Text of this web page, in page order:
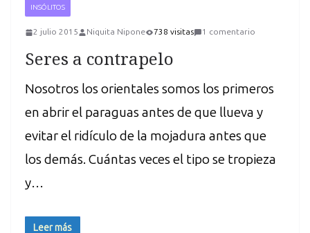
INSÓLITOS
2 julio 2015 Niquita Nipone 738 visitas 1 comentario
Seres a contrapelo
Nosotros los orientales somos los primeros
en abrir el paraguas antes de que llueva y
evitar el ridículo de la mojadura antes que
los demás. Cuántas veces el tipo se tropieza
y…
Leer más